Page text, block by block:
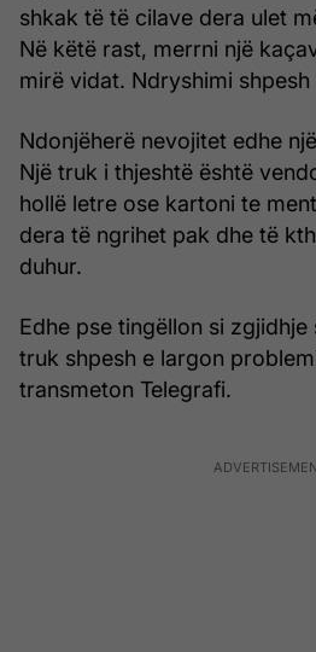
shkak të të cilave dera ulet
Në këtë rast, merrni një
mirë vidat. Ndryshimi
Ndonjëherë nevojitet edhe
Një truk i thjeshtë është
hollë letre ose kartoni te
dera të ngrihet pak dhe të
duhur.
Edhe pse tingëllon si
truk shpesh e largon
transmeton Telegrafi.